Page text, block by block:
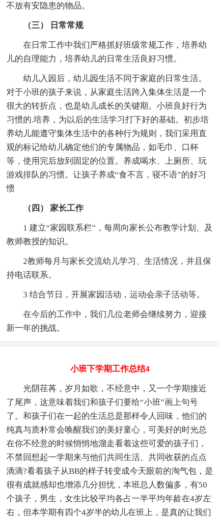
不放有安隐患的物品。
（三） 日常常规
在日常工作中我们严格抓好班级常规工作，培养幼
儿的自理能力，培养幼儿的日常生活良好习惯。
幼儿入园后，幼儿园生活不同于家庭的日常生活。
对于小班的孩子来说，从家庭生活跨入集体生活是一个
很大的转折点，也是幼儿成长的关键期。小班良好行为
习惯的.培养，为以后的生活学习打下好的基础。初步培
养幼儿能遵守集体生活中的各种行为规则，我们采用直
观的标记给幼儿确定他们的专属物品，如毛巾、口杯
等，使用完后放到固定的位置。养成喝水、上厕所、玩
游戏排队的习惯。让孩子养成“食不言，寝不语”的好习
惯
（四） 家长工作
1 建立“家园联系栏”，每周向家长公布教学计划、及
教师教授的知识。
2教师每月与家长交流幼儿学习、生活情况，并且保
持电话联系。
3 结合节日，开展家园活动，运动会亲子活动等。
在今后的工作中，我们几位老师会继续努力，迎接
新一年的挑战。
小班下学期工作总结4
光阴荏苒，岁月如歌，不经意中，又一个学期接近
了尾声，这意味着我们和孩子们要给“小班”画上句号
了。和孩子们在一起的生活总是那样令人回味，他们的
纯真与质朴常会唤醒我们的美好童心，可美好的时光总
在你不经意的时候悄悄地溜走看着这些可爱的孩子们，
不禁回想起一学期来与他们共同生活、共同收获的点点
滴滴?看着孩子从BB的样子转变成今天眼前的淘气包，是
很有成就感却也增添几分担忧，本班总人数偏多，有50
个孩子，男生，女生比较平均各占一半平均年龄在4岁左
右，但本学期有四个4岁半的幼儿在班上，是真的让我们